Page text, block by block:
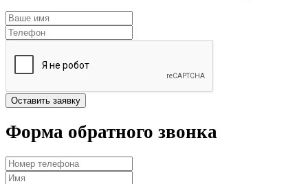
Оставить заявку
Форма обратного звонка